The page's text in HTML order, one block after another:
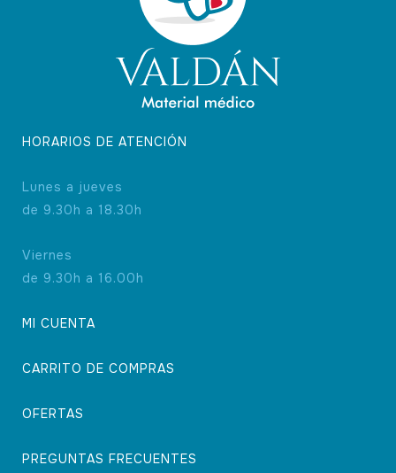
HORARIOS DE ATENCIÓN
Lunes a jueves
de 9.30h a 18.30h
Viernes
de 9.30h a 16.00h
MI CUENTA
CARRITO DE COMPRAS
OFERTAS
PREGUNTAS FRECUENTES